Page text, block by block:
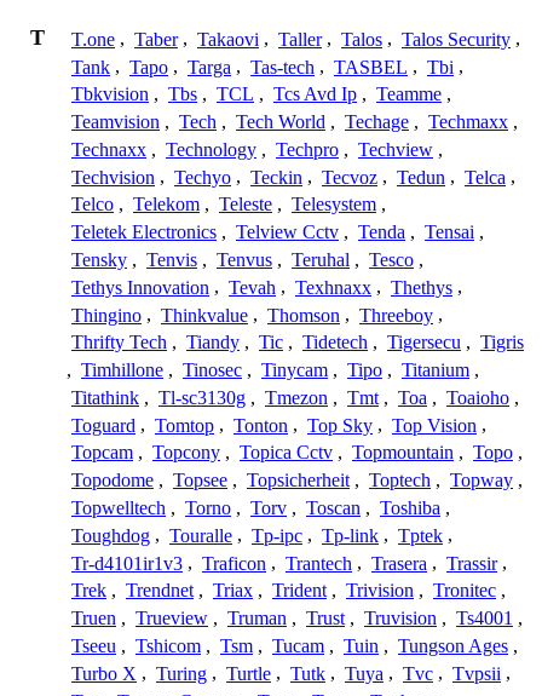
T T.one , Taber , Takaovi , Taller , Talos , Talos Security ,
Tank , Tapo , Targa , Tas-tech , TASBEL , Tbi ,
Tbkvision , Tbs , TCL , Tcs Avd Ip , Teamme ,
Teamvision , Tech , Tech World , Techage , Techmaxx ,
Technaxx , Technology , Techpro , Techview ,
Techvision , Techyo , Teckin , Tecvoz , Tedun , Telca ,
Telco , Telekom , Teleste , Telesystem ,
Teletek Electronics , Telview Cctv , Tenda , Tensai ,
Tensky , Tenvis , Tenvus , Teruhal , Tesco ,
Tethys Innovation , Tevah , Texhnaxx , Thethys ,
Thingino , Thinkvalue , Thomson , Threeboy ,
Thrifty Tech , Tiandy , Tic , Tidetech , Tigersecu , Tigris
, Timhillone , Tinosec , Tinycam , Tipo , Titanium ,
Titathink , Tl-sc3130g , Tmezon , Tmt , Toa , Toaioho ,
Toguard , Tomtop , Tonton , Top Sky , Top Vision ,
Topcam , Topcony , Topica Cctv , Topmountain , Topo ,
Topodome , Topsee , Topsicherheit , Toptech , Topway ,
Topwelltech , Torno , Torv , Toscan , Toshiba ,
Toughdog , Touralle , Tp-ipc , Tp-link , Tptek ,
Tr-d4101ir1v3 , Traficon , Trantech , Trasera , Trassir ,
Trek , Trendnet , Triax , Trident , Trivision , Tronitec ,
Truen , Trueview , Truman , Trust , Truvision , Ts4001 ,
Tseeu , Tshicom , Tsm , Tucam , Tuin , Tungson Ages ,
Turbo X , Turing , Turtle , Tutk , Tuya , Tvc , Tvpsii ,